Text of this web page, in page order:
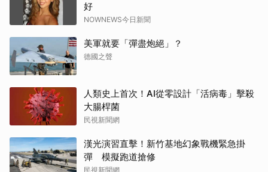
好
NOWNEWS今日新聞
美軍就要「彈盡炮絕」？
德國之聲
人類史上首次！AI從零設計「活病毒」擊殺
大腸桿菌
民視新聞網
漢光演習直擊！新竹基地幻象戰機緊急掛
彈 模擬跑道搶修
民視新聞網